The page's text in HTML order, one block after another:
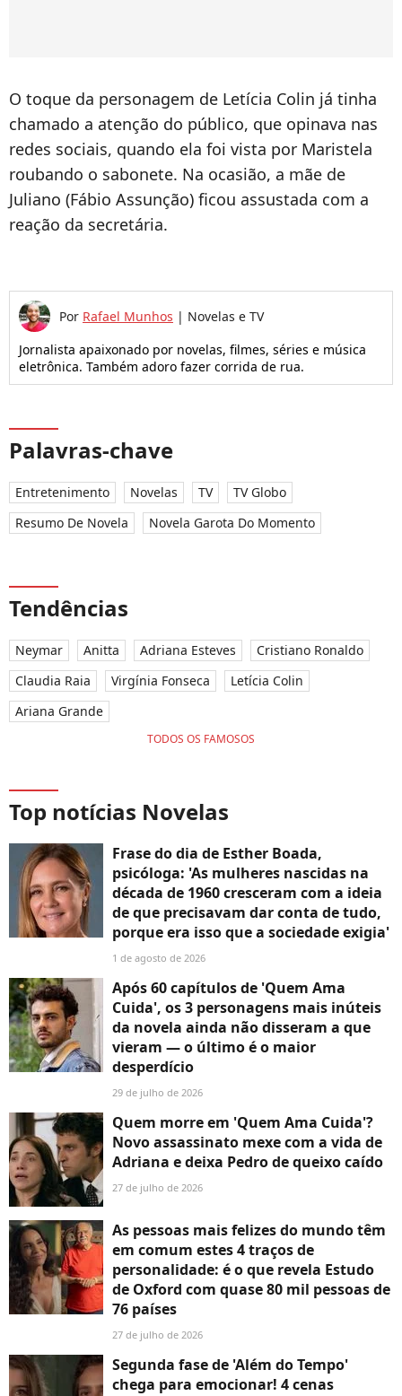
O toque da personagem de Letícia Colin já tinha
chamado a atenção do público, que opinava nas
redes sociais, quando ela foi vista por Maristela
roubando o sabonete. Na ocasião, a mãe de
Juliano (Fábio Assunção) ficou assustada com a
reação da secretária.
Por Rafael Munhos | Novelas e TV
Jornalista apaixonado por novelas, filmes, séries e música
eletrônica. Também adoro fazer corrida de rua.
Palavras-chave
Entretenimento Novelas TV
TV Globo
Resumo De Novela
Novela Garota Do Momento
Tendências
Neymar Anitta Adriana Esteves
Cristiano Ronaldo
Claudia Raia
Virgínia Fonseca
Letícia Colin
Ariana Grande
TODOS OS FAMOSOS
Top notícias Novelas
Frase do dia de Esther Boada,
psicóloga: 'As mulheres nascidas na
década de 1960 cresceram com a ideia
de que precisavam dar conta de tudo,
porque era isso que a sociedade exigia'
1 de agosto de 2026
Após 60 capítulos de 'Quem Ama
Cuida', os 3 personagens mais inúteis
da novela ainda não disseram a que
vieram — o último é o maior
desperdício
29 de julho de 2026
Quem morre em 'Quem Ama Cuida'?
Novo assassinato mexe com a vida de
Adriana e deixa Pedro de queixo caído
27 de julho de 2026
As pessoas mais felizes do mundo têm
em comum estes 4 traços de
personalidade: é o que revela Estudo
de Oxford com quase 80 mil pessoas de
76 países
27 de julho de 2026
Segunda fase de 'Além do Tempo'
chega para emocionar! 4 cenas